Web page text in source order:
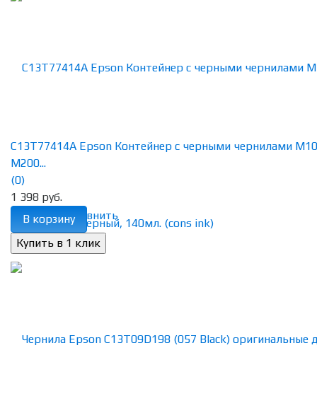
избранное сравнить
C13T77414A Epson Контейнер с черными чернилами
M200...
(0)
1 398 руб.
В корзину